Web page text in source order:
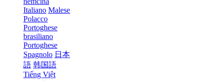
Italiano Malese
Polacco
Portoghese
brasiliano
Portoghese
Spagnolo 日本
語 韩国語
Tiếng Việt